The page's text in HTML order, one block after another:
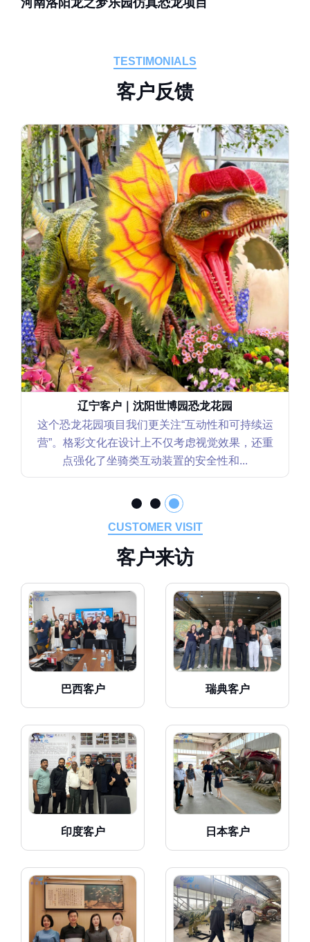
河南洛阳龙之梦乐园仿真恐龙项目
TESTIMONIALS
客户反馈
辽宁客户｜沈阳世博园恐龙花园
这个恐龙花园项目我们更关注“互动性和可持续运
营”。格彩文化在设计上不仅考虑视觉效果，还重
点强化了坐骑类互动装置的安全性和...
CUSTOMER VISIT
客户来访
巴西客户 瑞典客户
印度客户 日本客户